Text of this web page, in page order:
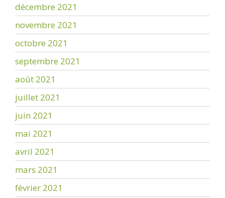
décembre 2021
novembre 2021
octobre 2021
septembre 2021
août 2021
juillet 2021
juin 2021
mai 2021
avril 2021
mars 2021
février 2021